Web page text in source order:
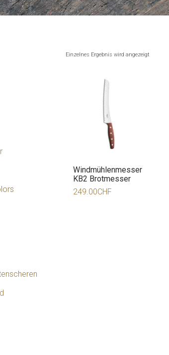
Einzelnes Ergebnis wird angezeigt
Windmühlenmesser
KB2 Brotmesser
249.00CHF